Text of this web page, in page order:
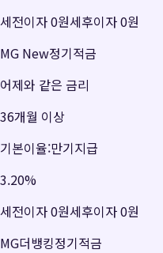
세전이자0원세후이자0원
MG New정기적금
어제와 같은 금리
36개월 이상
기본이율:만기지급
3.20%
세전이자0원세후이자0원
MG더뱅킹정기적금